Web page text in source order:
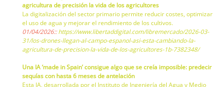
agricultura de precisión la vida de los agricultores
La digitalización del sector primario permite reducir costes, optimizar
el uso de agua y mejorar el rendimiento de los cultivos.
01/04/2026::https://www.libertaddigital.com/libremercado/2026-03-
31/los-drones-llegan-al-campo-espanol-asi-esta-cambiando-la-
agricultura-de-precision-la-vida-de-los-agricultores-1b-7382348/
Una IA ‘made in Spain’ consigue algo que se creía imposible: predecir
sequías con hasta 6 meses de antelación
Esta IA, desarrollada por el Instituto de Ingeniería del Agua y Medio